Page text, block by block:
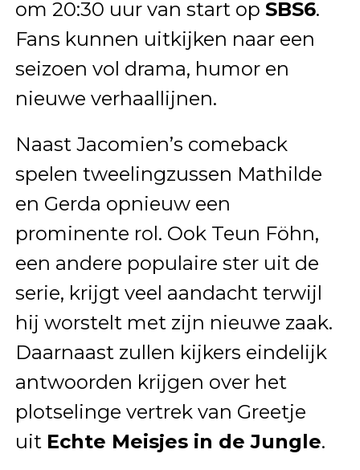
om 20:30 uur van start op SBS6.
Fans kunnen uitkijken naar een
seizoen vol drama, humor en
nieuwe verhaallijnen.
Naast Jacomien’s comeback
spelen tweelingzussen Mathilde
en Gerda opnieuw een
prominente rol. Ook Teun Föhn,
een andere populaire ster uit de
serie, krijgt veel aandacht terwijl
hij worstelt met zijn nieuwe zaak.
Daarnaast zullen kijkers eindelijk
antwoorden krijgen over het
plotselinge vertrek van Greetje
uit Echte Meisjes in de Jungle.